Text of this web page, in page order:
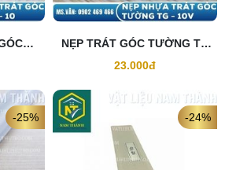
NẸP TRÁT GÓC TƯỜNG TG
10V
23.000đ
-25% -24%